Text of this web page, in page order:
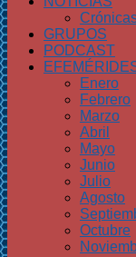
GRUPOS
PODCAST
Enero
Febrero
Marzo
Abril
Mayo
Junio
Julio
Agosto
Octubre